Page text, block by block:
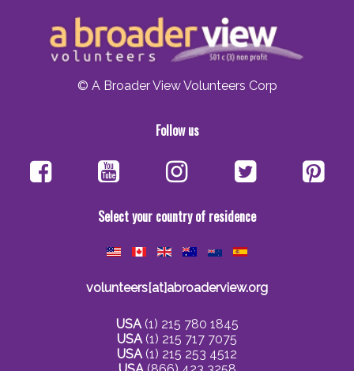
© A Broader View Volunteers Corp
Follow us
Select your country of residence
volunteers[at]abroaderview.org
USA(1) 215 780 1845
USA(1) 215 717 7075
USA(1) 215 253 4512